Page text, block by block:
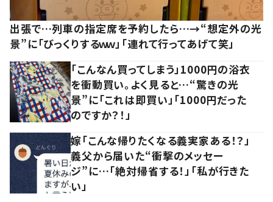
出張で…列車の指定席を予約したら…→“想定外の光
景”に「びっくりするｗｗ」「連れて行ってあげて笑」
「こんなん買ってしまう」1000円の浴衣
を衝動買い。よく見ると…“驚きの光
景”に「これは即買い」「1000円だった
のですか？！」
嫁「こんな帰りたくなる義実家ある！？」
義父から届いた“衝撃のメッセー
ジ”に…「絶対帰省する！」「私が行きた
い」